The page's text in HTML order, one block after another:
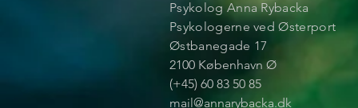
Psykolog Anna Rybacka
Psykologerne ved Østerport
Østbanegade 17
2100 København Ø
(+45) 60 83 50 85
mail@annarybacka.dk